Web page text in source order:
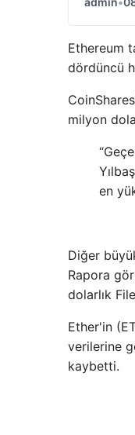
Ethereum
dördüncü
milyon
en
Diğer
Rapora
dolarlık
Ether'in
verilerine
kaybetti.